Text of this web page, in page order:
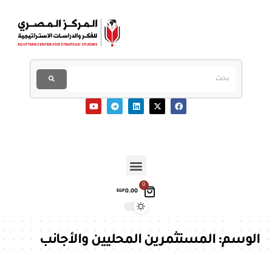
0
EGP0.00
الوسم:المستثمرين المحليين والأجانب